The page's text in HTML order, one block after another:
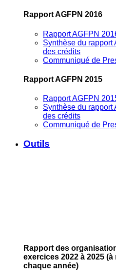
Rapport AGFPN 2016
Rapport AGFPN
Synthèse du rapport
des crédits
Communiqué de
Rapport AGFPN 2015
Rapport AGFPN
Synthèse du rapport
des crédits
Communiqué de
Outils
Rapport des
exercices 2022 à 2025 (à
chaque année)